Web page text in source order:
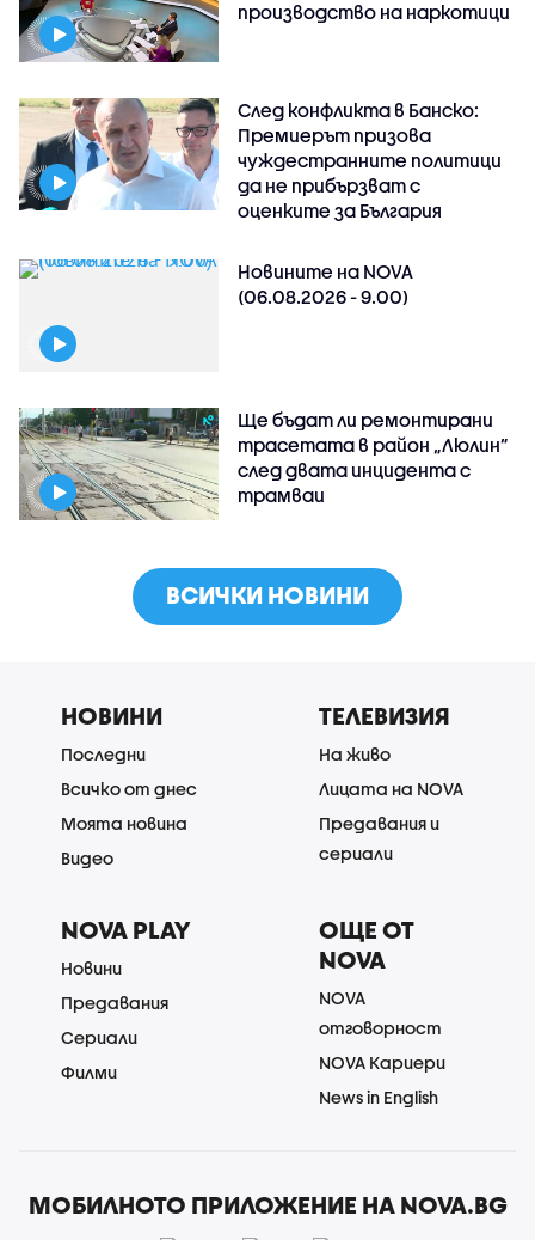
производство на наркотици
След конфликта в Банско:
Премиерът призова
чуждестранните политици
да не прибързват с
оценките за България
Новините на NOVA
(06.08.2026 - 9.00)
Ще бъдат ли ремонтирани
трасетата в район „Люлин”
след двата инцидента с
трамваи
ВСИЧКИ НОВИНИ
НОВИНИ
Последни
Всичко от днес
Моята новина
Видео
ТЕЛЕВИЗИЯ
На живо
Лицата на NOVA
Предавания и
сериали
NOVA PLAY
Новини
Предавания
Сериали
Филми
ОЩЕ ОТ
NOVA
NOVA
отговорност
NOVA Кариери
News in English
МОБИЛНОТО ПРИЛОЖЕНИЕ НА NOVA.BG